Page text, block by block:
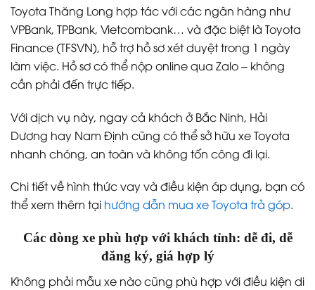
Toyota Thăng Long hợp tác với các ngân hàng như
VPBank, TPBank, Vietcombank… và đặc biệt là Toyota
Finance (TFSVN), hỗ trợ hồ sơ xét duyệt trong 1 ngày
làm việc. Hồ sơ có thể nộp online qua Zalo – không
cần phải đến trực tiếp.
Với dịch vụ này, ngay cả khách ở Bắc Ninh, Hải
Dương hay Nam Định cũng có thể sở hữu xe Toyota
nhanh chóng, an toàn và không tốn công đi lại.
Chi tiết về hình thức vay và điều kiện áp dụng, bạn có
thể xem thêm tại hướng dẫn mua xe Toyota trả góp.
Các dòng xe phù hợp với khách tỉnh: dễ đi, dễ
đăng ký, giá hợp lý
Không phải mẫu xe nào cũng phù hợp với điều kiện di